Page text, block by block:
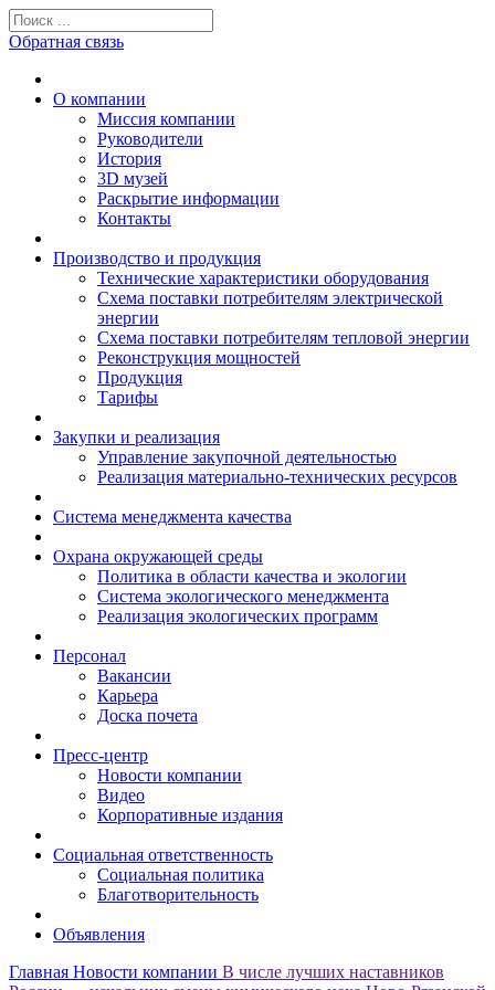
Обратная связь
О компании
Миссия компании
Руководители
История
3D музей
Раскрытие информации
Контакты
Производство и продукция
Технические характеристики оборудования
Схема поставки потребителям электрической
энергии
Схема поставки потребителям тепловой энергии
Реконструкция мощностей
Продукция
Тарифы
Закупки и реализация
Управление закупочной деятельностью
Реализация материально-технических ресурсов
Система менеджмента качества
Охрана окружающей среды
Политика в области качества и экологии
Система экологического менеджмента
Реализация экологических программ
Персонал
Вакансии
Карьера
Доска почета
Пресс-центр
Новости компании
Видео
Корпоративные издания
Социальная ответственность
Социальная политика
Благотворительность
Объявления
Главная Новости компании В числе лучших наставников